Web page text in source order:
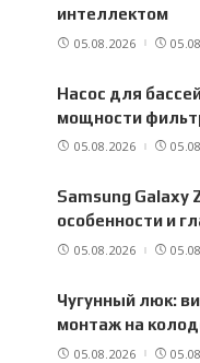
интеллектом
05.08.2026
Насос для
мощности
05.08.2026
Samsung Galaxy
особенности и
05.08.2026
Чугунный люк:
монтаж на
05.08.2026